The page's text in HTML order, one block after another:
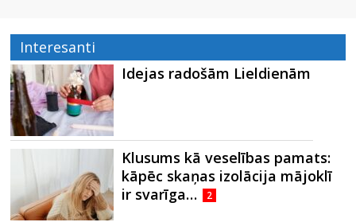
Interesanti
Idejas radošām Lieldienām
Klusums kā veselības pamats:
kāpēc skaņas izolācija mājoklī
ir svarīga…
2